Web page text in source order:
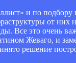
и по
от них
Все это очень
Жеваго, и
решение